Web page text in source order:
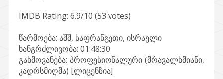
IMDB Rating: 6.9/10 (53 votes)
წარმოება: აშშ, საფრანგეთი, ისრაელი
ხანგრძლივობა: 01:48:30
გახმოვანება: პროფესიონალური (მრავალხმიანი,
კადრსმიღმა) [ლიცენზია]